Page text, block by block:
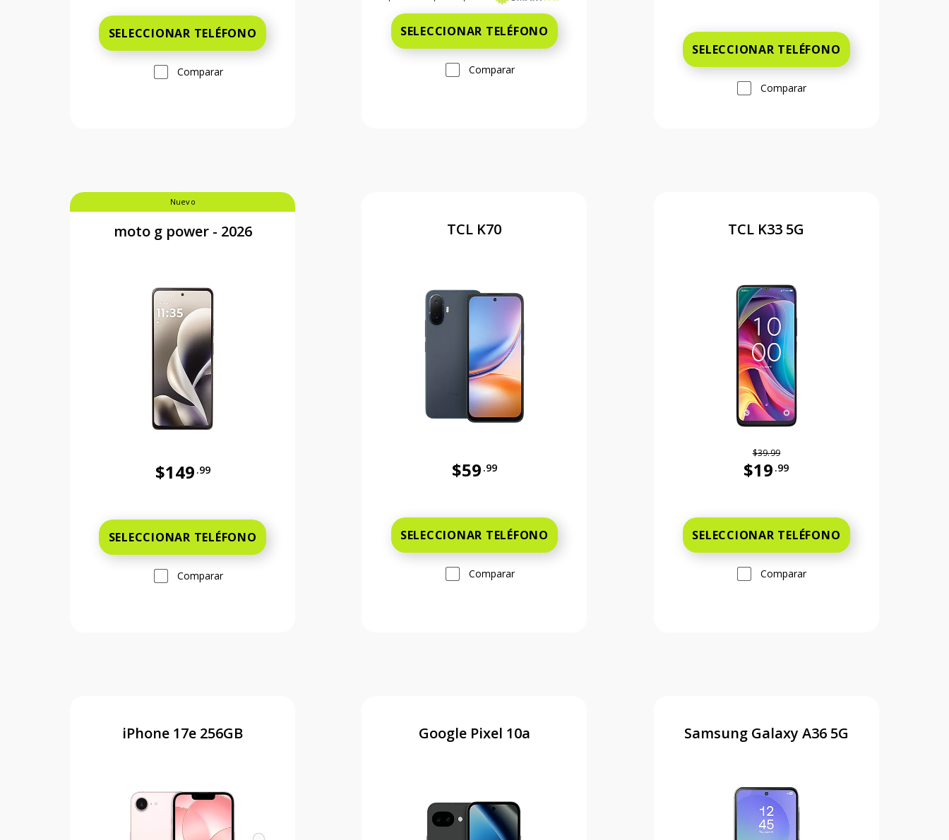
SELECCIONAR TELÉFONO
Comparar
SELECCIONAR TELÉFONO
Comparar
SELECCIONAR TELÉFONO
Comparar
Nuevo
moto g power - 2026
$149 .99
SELECCIONAR TELÉFONO
Comparar
TCL K70
$59 .99
SELECCIONAR TELÉFONO
Comparar
TCL K33 5G
$39.99
$19 .99
SELECCIONAR TELÉFONO
Comparar
iPhone 17e 256GB Google Pixel 10a Samsung Galaxy A36 5G